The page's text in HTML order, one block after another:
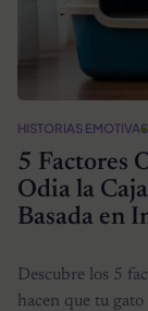
HISTORIAS EMOTIVAS
5 Factores
Odia la
Basada en
Descubre los 5
hacen que tu